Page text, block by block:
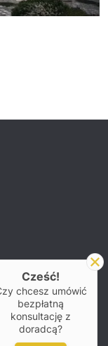
Cześć!
chcesz umówić
bezpłatną
konsultację z
doradcą?